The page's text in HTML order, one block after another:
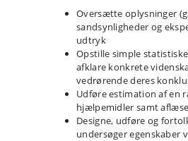
Oversætte oplysninger
sandsynligheder og
udtryk
Opstille simple
afklare konkrete
vedrørende deres
Udføre estimation af en
hjælpemidler samt
Designe, udføre og
undersøger egenskaber